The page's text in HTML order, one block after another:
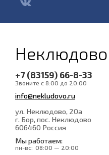
+7 (83159) 66-8-33
Звоните с 8:00 до 20:00
info@nekludovo.ru
ул. Неклюдово, 20а
г. Бор, пос. Неклюдово
606460 Россия
Мы работаем:
пн-вс: 08:00 — 20:00